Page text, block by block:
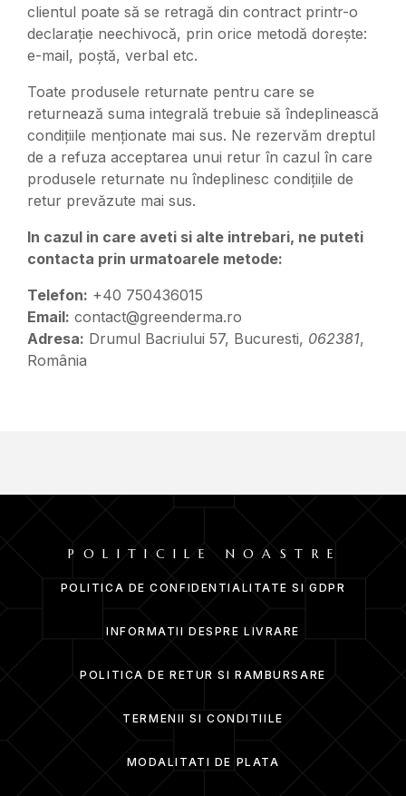
clientul poate să se retragă din contract printr-o
declarație neechivocă, prin orice metodă dorește:
e-mail, poștă, verbal etc.
Toate produsele returnate pentru care se
returnează suma integrală trebuie să îndeplinească
condițiile menționate mai sus. Ne rezervăm dreptul
de a refuza acceptarea unui retur în cazul în care
produsele returnate nu îndeplinesc condițiile de
retur prevăzute mai sus.
In cazul in care aveti si alte intrebari, ne puteti
contacta prin urmatoarele metode:
Telefon: +40 750436015
Email: contact@greenderma.ro
Adresa: Drumul Bacriului 57, Bucuresti, 062381,
România
POLITICILE NOASTRE
POLITICA DE CONFIDENTIALITATE SI GDPR
INFORMATII DESPRE LIVRARE
POLITICA DE RETUR SI RAMBURSARE
TERMENII SI CONDITIILE
MODALITATI DE PLATA